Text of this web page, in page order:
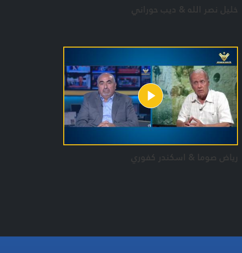
خليل نصر الله & ديب حوراني
رياض صوما & اسكندر كفوري